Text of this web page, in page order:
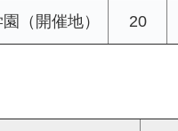
（開催地） 20